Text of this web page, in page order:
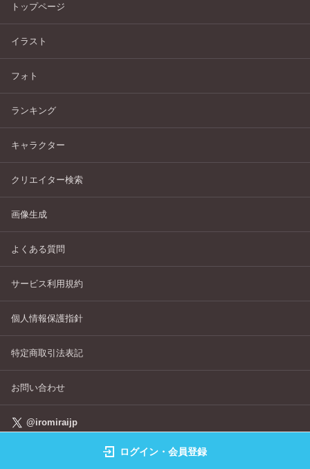
トップページ
イラスト
フォト
ランキング
キャラクター
クリエイター検索
画像生成
よくある質問
サービス利用規約
個人情報保護指針
特定商取引法表記
お問い合わせ
@iromiraijp
©IROMIRAI Cosplayers Archive All Right's Reserved.
ログイン・会員登録